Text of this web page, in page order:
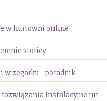
w hurtowni online
stolicy
w zegarku - poradnik
rozwiązania instalacyjne rur